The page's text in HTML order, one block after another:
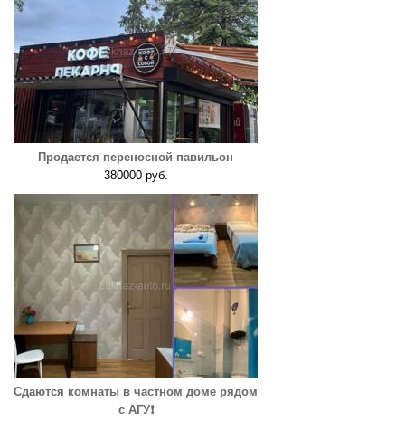
Продается переносной павильон
380000 руб.
Сдаются комнаты в частном доме рядом
с АГУ❗️